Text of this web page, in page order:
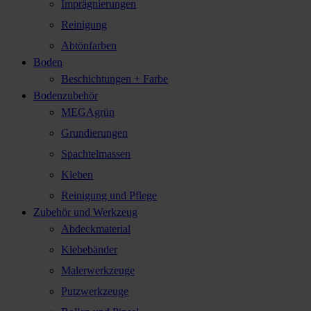
Imprägnierungen
Reinigung
Abtönfarben
Boden
Beschichtungen + Farbe
Bodenzubehör
MEGAgrün
Grundierungen
Spachtelmassen
Kleben
Reinigung und Pflege
Zubehör und Werkzeug
Abdeckmaterial
Klebebänder
Malerwerkzeuge
Putzwerkzeuge